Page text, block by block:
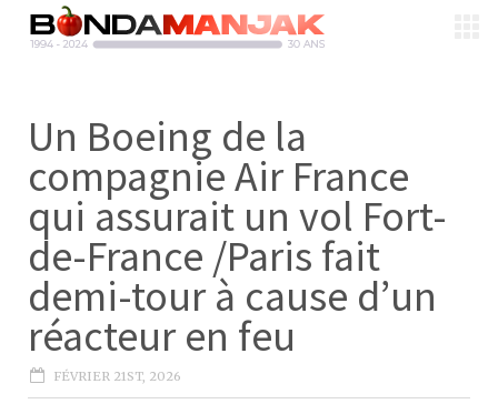
Un Boeing de la
compagnie Air France
qui assurait un vol Fort-
de-France /Paris fait
demi-tour à cause d’un
réacteur en feu
FÉVRIER 21ST, 2026